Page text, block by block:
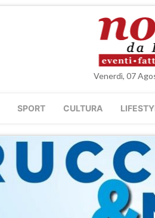
Venerdì, 07
SPORT CULTURA